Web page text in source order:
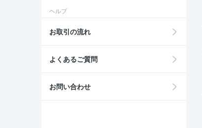
ヘルプ
お取引の流れ
よくあるご質問
お問い合わせ